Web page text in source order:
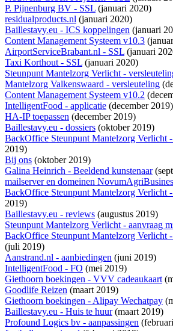
P. Pijnenburg BV - SSL (januari 2020)
residualproducts.nl (januari 2020)
Baillestavy.eu - ICS koppelingen (januari
Content Management Systeem v10.3
AirportServiceBrabant.nl - SSL (januari
Taxi Korthout - SSL (januari 2020)
Steunpunt Mantelzorg Verlicht -
Mantelzorg Valkenswaard - versleuteling
Content Management Systeem v10.2
IntelligentFood - applicatie (december 2019)
HA-IP toepassen (december 2019)
Baillestavy.eu - dossiers (oktober 2019)
BackOffice Steunpunt Mantelzorg Verlicht
2019)
Bij ons (oktober 2019)
Galina Heinrich - Beeldend kunstenaar
mailserver en domeinen
BackOffice Steunpunt Mantelzorg Verlicht
2019)
Baillestavy.eu - reviews (augustus 2019)
Steunpunt Mantelzorg Verlicht - aanvraag
BackOffice Steunpunt Mantelzorg Verlicht
(juli 2019)
Aanstrand.nl - aanbiedingen (juni 2019)
IntelligentFood - FO (mei 2019)
Giethoorn boekingen - VVV cadeaukaart
Goodlife Reizen (maart 2019)
Giethoorn boekingen - Alipay Wechatpay
Baillestavy.eu - Huis te huur(maart 2019)
Profound Logics bv - aanpassingen